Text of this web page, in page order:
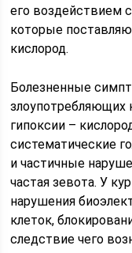
его воздействием
которые
кислород.
Болезненные
злоупотребляющих
гипоксии –
систематические
и частичные
частая зевота. У
нарушения
клеток,
следствие чего